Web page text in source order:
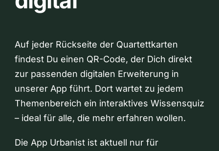
Auf jeder Rückseite der Quartettkarten
findest Du einen QR-Code, der Dich direkt
zur passenden digitalen Erweiterung in
unserer App führt. Dort wartet zu jedem
Themenbereich ein interaktives Wissensquiz
– ideal für alle, die mehr erfahren wollen.
Die App Urbanist ist aktuell nur für